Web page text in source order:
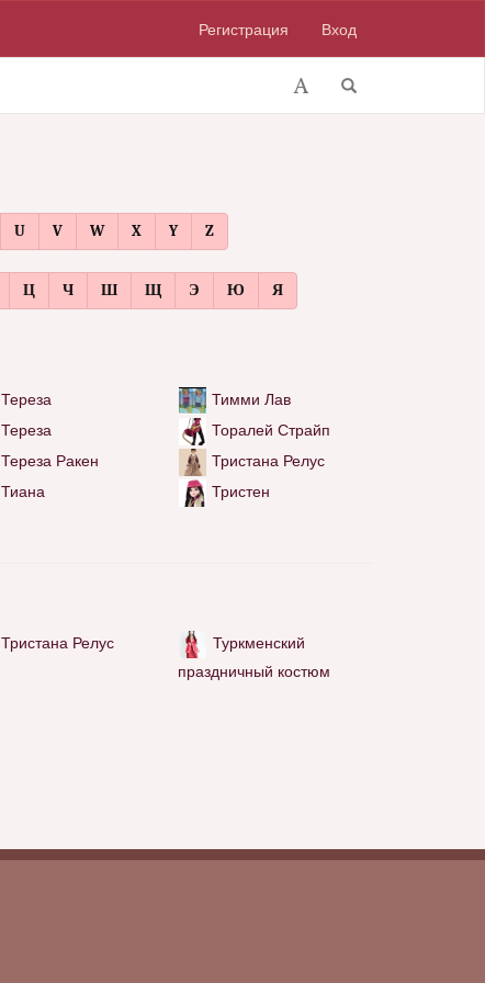
Регистрация Вход
U V W X Y Z
Ц Ч Ш Щ Э Ю Я
Тереза
Тереза
Тереза Ракен
Тиана
Тимми Лав
Торалей Страйп
Тристана Релус
Тристен
Тристана Релус
Туркменский
праздничный костюм